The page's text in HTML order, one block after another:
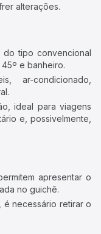
alterações.
do tipo convencional
e banheiro.
ar-condicionado,
ideal para viagens
e, possivelmente,
apresentar o
no guichê.
é necessário retirar o